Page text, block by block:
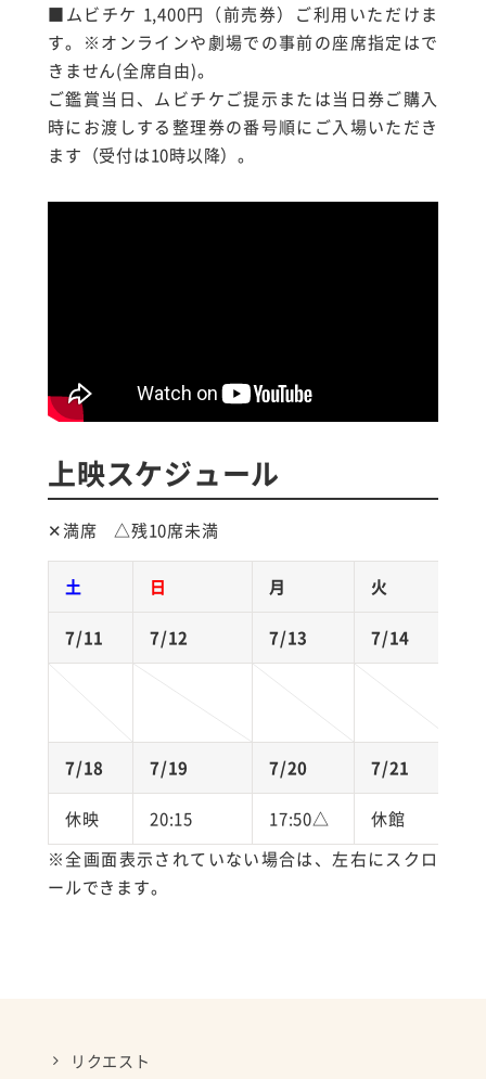
■ムビチケ 1,400円（前売券）ご利用いただけま
す。※オンラインや劇場での事前の座席指定はで
きません(全席自由)。
ご鑑賞当日、ムビチケご提示または当日券ご購入
時にお渡しする整理券の番号順にご入場いただき
ます（受付は10時以降）。
上映スケジュール
✕満席 △残10席未満
土 日 月 火
7/11 7/12 7/13 7/14
7/18 7/19 7/20 7/21
休映 20:15 17:50△ 休館
※全画面表示されていない場合は、左右にスクロ
ールできます。
リクエスト